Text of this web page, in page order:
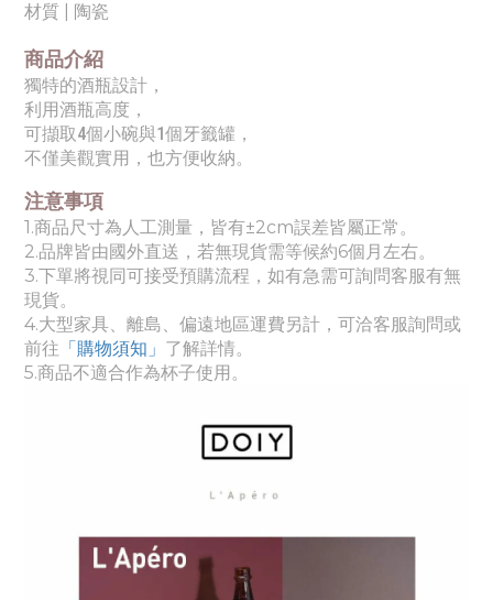
材質 | 陶瓷
商品介紹
獨特的酒瓶設計，
利用酒瓶高度，
可擷取4個小碗與1個牙籤罐，
不僅美觀實用，也方便收納。
注意事項
1.商品尺寸為人工測量，皆有±2cm誤差皆屬正常。
2.品牌皆由國外直送，若無現貨需等候約6個月左右。
3.下單將視同可接受預購流程，如有急需可詢問客服有無
現貨。
4.大型家具、離島、偏遠地區運費另計，可洽客服詢問或
前往 「購物須知」 了解詳情。
5.商品不適合作為杯子使用。